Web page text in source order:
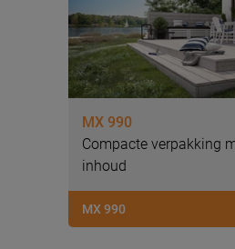
MX 990
Compacte verpakking
inhoud
MX 990